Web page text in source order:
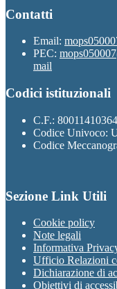
Contatti
Email:
PEC:
mail
Codici istituzionali
C.F.: 80011410364
Codice Univoco:
Codice
Sezione Link Utili
Cookie policy
Note legali
Informativa
Ufficio Relazioni
Dichiarazione di
Obiettivi di